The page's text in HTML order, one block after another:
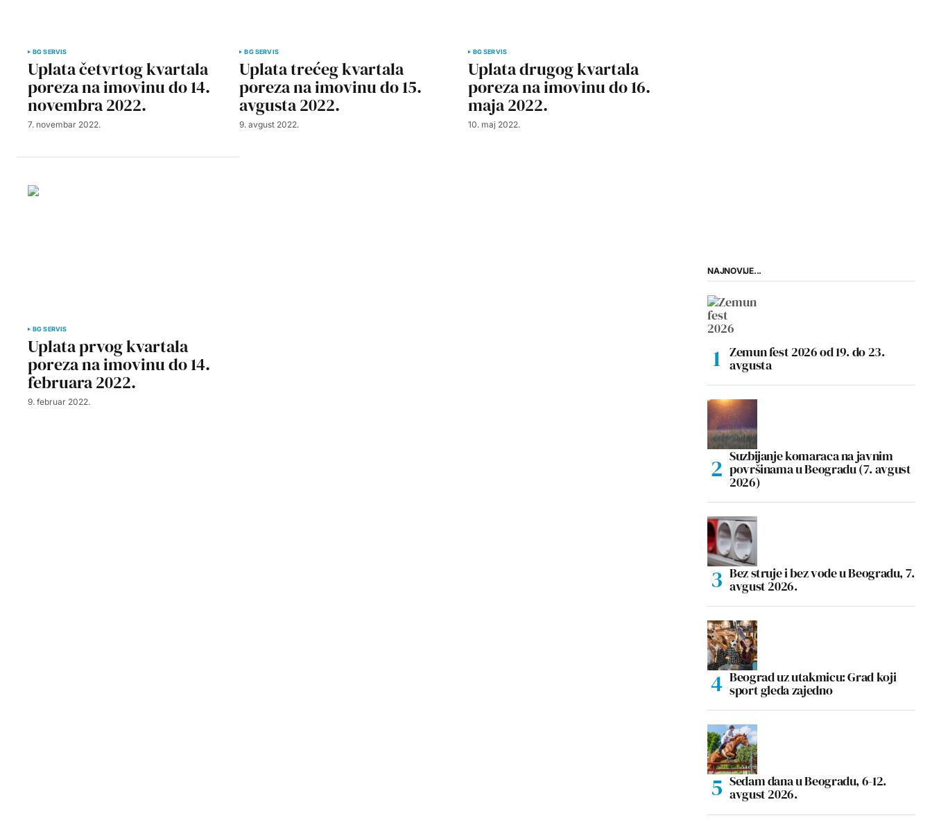
BG SERVIS
Uplata četvrtog kvartala
poreza na imovinu do 14.
novembra 2022.
7. novembar 2022.
BG SERVIS
Uplata trećeg kvartala
poreza na imovinu do 15.
avgusta 2022.
9. avgust 2022.
BG SERVIS
Uplata drugog kvartala
poreza na imovinu do 16.
maja 2022.
10. maj 2022.
BG SERVIS
Uplata prvog kvartala
poreza na imovinu do 14.
februara 2022.
9. februar 2022.
NAJNOVIJE...
Zemun fest 2026 od 19. do 23.
avgusta
Suzbijanje komaraca na javnim
površinama u Beogradu (7. avgust
2026)
Bez struje i bez vode u Beogradu, 7.
avgust 2026.
Beograd uz utakmicu: Grad koji
sport gleda zajedno
Sedam dana u Beogradu, 6-12.
avgust 2026.